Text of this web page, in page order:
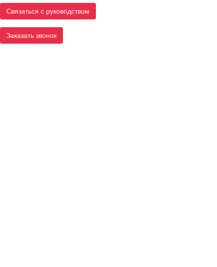
Связаться с руководством
Заказать звонок